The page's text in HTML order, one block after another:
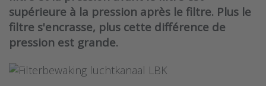
supérieure à la pression après le filtre. Plus le
filtre s'encrasse, plus cette différence de
pression est grande.